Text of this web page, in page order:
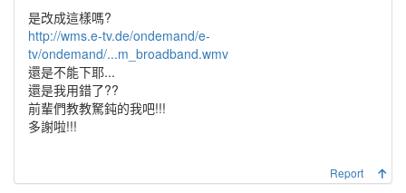
是改成這樣嗎?
http://wms.e-tv.de/ondemand/e-
tv/ondemand/...m_broadband.wmv
還是不能下耶...
還是我用錯了??
前輩們教教駑鈍的我吧!!!
多謝啦!!!
Report